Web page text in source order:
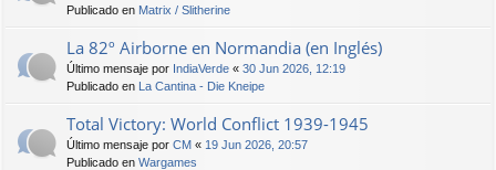
Publicado en Matrix / Slitherine
La 82º Airborne en Normandia (en Inglés)
Último mensaje por IndiaVerde « 30 Jun 2026, 12:19
Publicado en La Cantina - Die Kneipe
Total Victory: World Conflict 1939-1945
Último mensaje por CM « 19 Jun 2026, 20:57
Publicado en Wargames